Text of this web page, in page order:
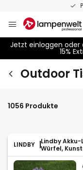
Inhalt
springen
Jetzt einloggen oder
15%
Outdoor
LINDBY
Lindby Akku-
Würfel,
1056 Produkte